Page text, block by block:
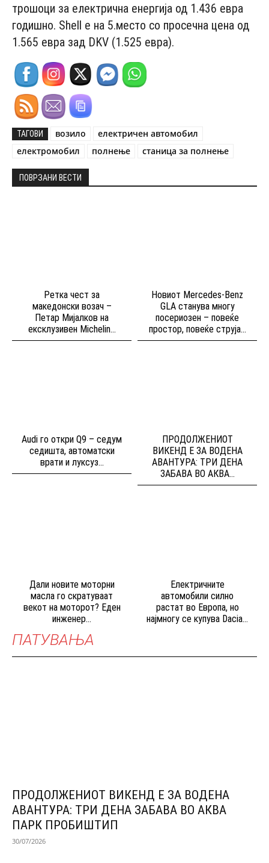
трошоци за електрична енергија од 1.436 евра
годишно. Shell е на 5.место со просечна цена од
1.565 евра зад DKV (1.525 евра).
ТАГОВИ возило
електричен автомобил
електромобил
полнење станица за полнење
ПОВРЗАНИ ВЕСТИ
Ретка чест за
македонски возач –
Петар Мијалков на
ексклузивен Michelin...
Новиот Mercedes-Benz
GLA станува многу
посериозен – повеќе
простор, повеќе струја...
Audi го откри Q9 – седум
седишта, автоматски
врати и луксуз...
ПРОДОЛЖЕНИОТ
ВИКЕНД Е ЗА ВОДЕНА
АВАНТУРА: ТРИ ДЕНА
ЗАБАВА ВО АКВА...
Дали новите моторни
масла го скратуваат
векот на моторот? Еден
инженер...
Електричните
автомобили силно
растат во Европа, но
најмногу се купува Dacia...
ПАТУВАЊА
ПРОДОЛЖЕНИОТ ВИКЕНД Е ЗА ВОДЕНА
АВАНТУРА: ТРИ ДЕНА ЗАБАВА ВО АКВА
ПАРК ПРОБИШТИП
30/07/2026